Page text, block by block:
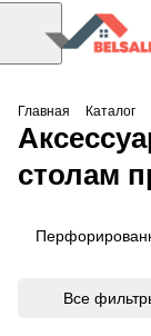
Главная Каталог
столам
Все